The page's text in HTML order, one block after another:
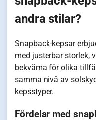
andra stilar?
Snapback-kepsar
med justerbar storlek,
bekväma för olika
samma nivå av
kepsstyper.
Fördelar med